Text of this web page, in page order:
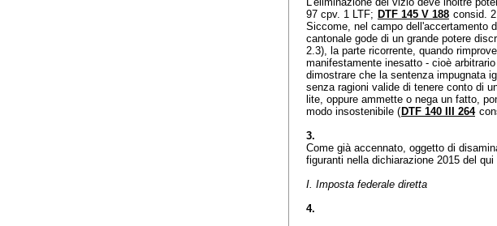
97 cpv. 1 LTF; DTF 145 V 188 consid.
Siccome, nel campo dell'accertamento
cantonale gode di un grande potere
2.3), la parte ricorrente, quando
manifestamente inesatto - cioè
dimostrare che la sentenza impugnata
senza ragioni valide di tenere conto di
lite, oppure ammette o nega un fatto,
modo insostenibile ( DTF 140 III 264
3.
Come già accennato, oggetto di
figuranti nella dichiarazione 2015 del qui
I. Imposta federale diretta
4.